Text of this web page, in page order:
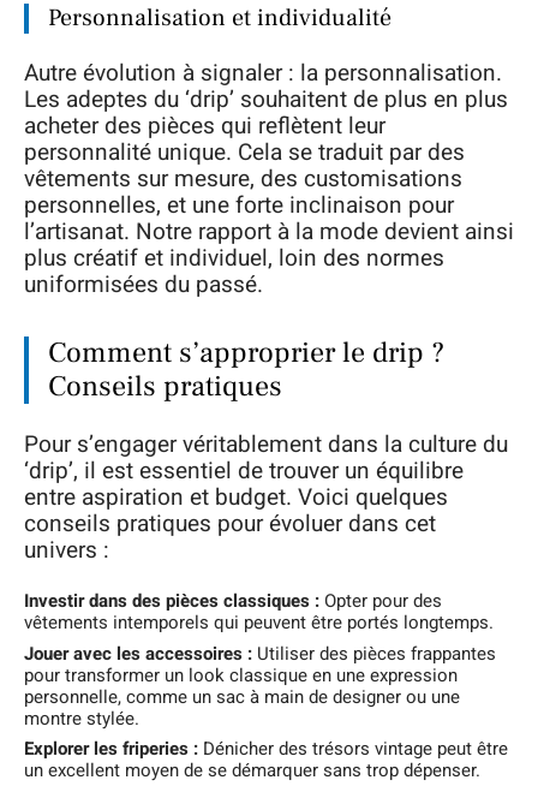
Personnalisation et individualité
Autre évolution à signaler : la personnalisation.
Les adeptes du ‘drip’ souhaitent de plus en plus
acheter des pièces qui reflètent leur
personnalité unique. Cela se traduit par des
vêtements sur mesure, des customisations
personnelles, et une forte inclinaison pour
l’artisanat. Notre rapport à la mode devient ainsi
plus créatif et individuel, loin des normes
uniformisées du passé.
Comment s’approprier le drip ?
Conseils pratiques
Pour s’engager véritablement dans la culture du
‘drip’, il est essentiel de trouver un équilibre
entre aspiration et budget. Voici quelques
conseils pratiques pour évoluer dans cet
univers :
Investir dans des pièces classiques :Opter pour des
vêtements intemporels qui peuvent être portés longtemps.
Jouer avec les accessoires : Utiliser des pièces frappantes
pour transformer un look classique en une expression
personnelle, comme un sac à main de designer ou une
montre stylée.
Explorer les friperies : Dénicher des trésors vintage peut être
un excellent moyen de se démarquer sans trop dépenser.